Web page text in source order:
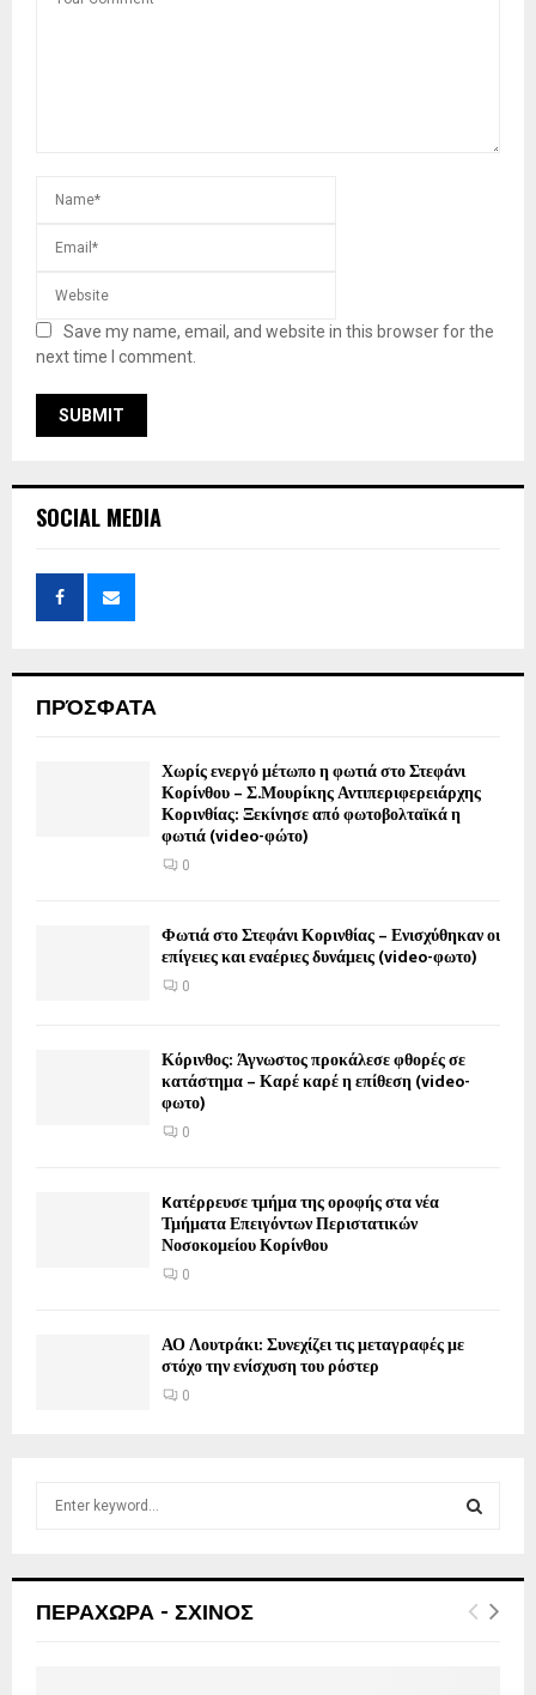
Save my name, email, and website in this browser for the
next time I comment.
SOCIAL MEDIA
ΠΡΌΣΦΑΤΑ
Χωρίς ενεργό μέτωπο η φωτιά στο Στεφάνι
Κορίνθου – Σ.Μουρίκης Αντιπεριφερειάρχης
Κορινθίας: Ξεκίνησε από φωτοβολταϊκά η
φωτιά (video-φώτο)
0
Φωτιά στο Στεφάνι Κορινθίας – Ενισχύθηκαν οι
επίγειες και εναέριες δυνάμεις (video-φωτο)
0
Κόρινθος: Άγνωστος προκάλεσε φθορές σε
κατάστημα – Καρέ καρέ η επίθεση (video-
φωτο)
0
Kατέρρευσε τμήμα της οροφής στα νέα
Τμήματα Επειγόντων Περιστατικών
Νοσοκομείου Κορίνθου
0
ΑΟ Λουτράκι: Συνεχίζει τις μεταγραφές με
στόχο την ενίσχυση του ρόστερ
0
h
E
ΠΕΡΑΧΩΡΑ - ΣΧΙΝΟΣ